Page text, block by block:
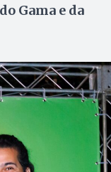
Gama e da